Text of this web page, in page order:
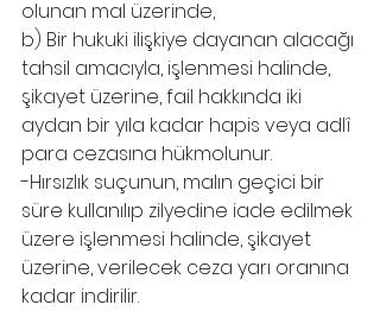
olunan mal üzerinde,
b) Bir hukuki ilişkiye dayanan alacağı
tahsil amacıyla, işlenmesi halinde,
şikayet üzerine, fail hakkında iki
aydan bir yıla kadar hapis veya adlî
para cezasına hükmolunur.
-Hırsızlık suçunun, malın geçici bir
süre kullanılıp zilyedine iade edilmek
üzere işlenmesi halinde, şikayet
üzerine, verilecek ceza yarı oranına
kadar indirilir.